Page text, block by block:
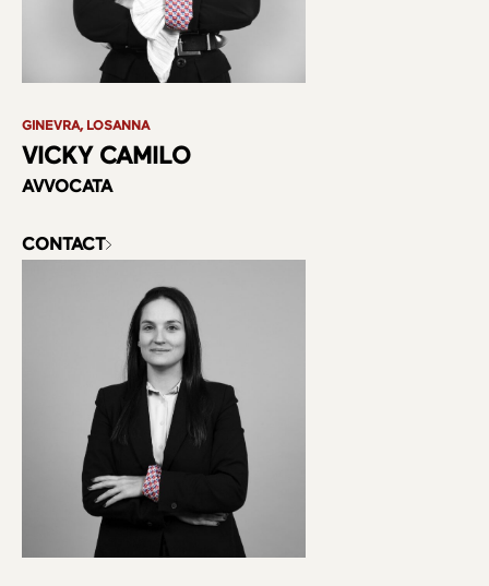
GINEVRA, LOSANNA
VICKY CAMILO
AVVOCATA
CONTACT